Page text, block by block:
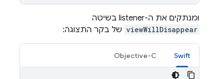
ומנתקים את ה-listener בשיטה
viewWillDisappear של בקר התצוגה:
Swift
Objective-C